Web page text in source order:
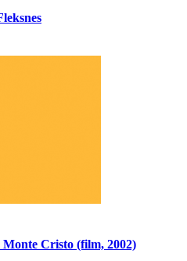
Cristo (film, 2002)